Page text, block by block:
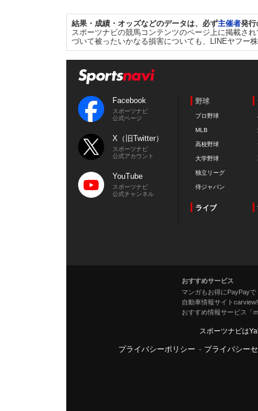
結果・成績・オッズなどのデータは、必ず主催者発行
スポーツナビの競馬コンテンツのページ上に掲載さ
づいて被ったいかなる損害についても、LINEヤフー
Facebook
スポーツナビ
公式ページ
X（旧Twitter）
スポーツナビ
公式アカウント
YouTube
スポーツナビ
公式チャンネル
野球
プロ野球
MLB
高校野球
大学野球
独立リーグ
侍ジャパン
ライブ
おすすめサービス
マンガもお得にPayPayで
自動車情報サイトcarview!
おすすめ情報サービス「
スポーツナビは
プライバシーポリシー - プライバシー